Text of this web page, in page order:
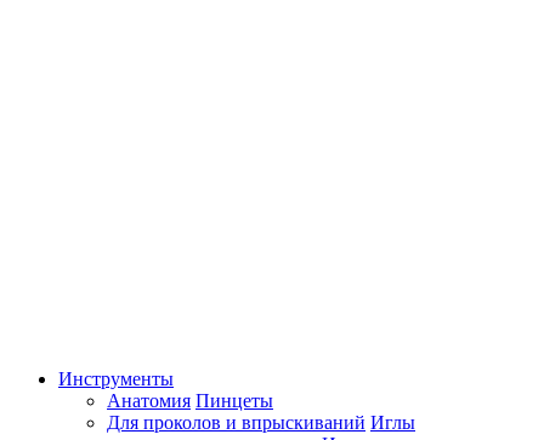
Инструменты
Анатомия Пинцеты
Для проколов и впрыскиваний Иглы